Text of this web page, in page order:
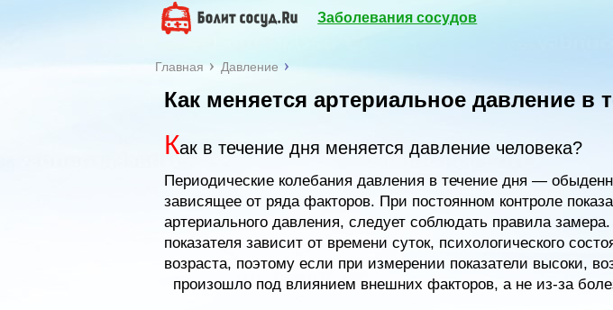
Заболевания сосудов
Главная Давление
Как меняется артериальное давление в
Как в течение дня меняется давление человека?
Периодические колебания давления в течение дня —
зависящее от ряда факторов. При постоянном контроле
артериального давления, следует соблюдать правила
показателя зависит от времени суток, психологического
возраста, поэтому если при измерении показатели высоки,
произошло под влиянием внешних факторов, а не из-за